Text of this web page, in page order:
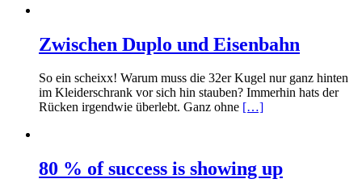
Zwischen Duplo und Eisenbahn
So ein scheixx! Warum muss die 32er Kugel nur ganz hinten
im Kleiderschrank vor sich hin stauben? Immerhin hats der
Rücken irgendwie überlebt. Ganz ohne […]
80 % of success is showing up